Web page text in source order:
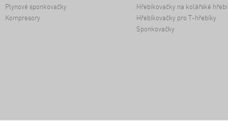
Plynové sponkovačky
Kompresory
Hřebíkovačky na kolářské
Hřebíkovačky pro T-hřebíky
Sponkovačky